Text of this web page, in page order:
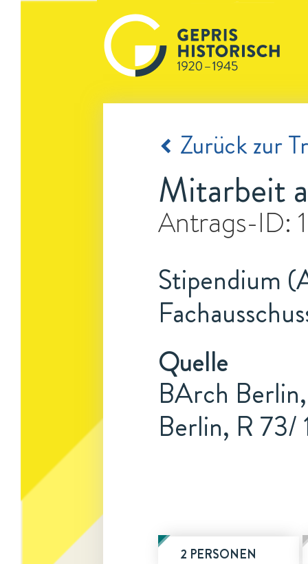
Zurück zur
Mitarbeit
Antrags-ID:
Stipendium
Quelle
BArch
Berlin, R 73/
2 PERSONEN